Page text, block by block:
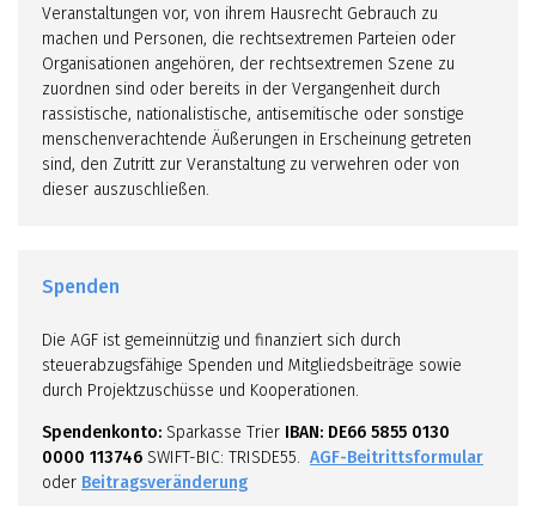
Veranstaltungen vor, von ihrem Hausrecht Gebrauch zu
machen und Personen, die rechtsextremen Parteien oder
Organisationen angehören, der rechtsextremen Szene zu
zuordnen sind oder bereits in der Vergangenheit durch
rassistische, nationalistische, antisemitische oder sonstige
menschenverachtende Äußerungen in Erscheinung getreten
sind, den Zutritt zur Veranstaltung zu verwehren oder von
dieser auszuschließen.
Spenden
Die AGF ist gemeinnützig und finanziert sich durch
steuerabzugsfähige Spenden und Mitgliedsbeiträge sowie
durch Projektzuschüsse und Kooperationen.
Spendenkonto: Sparkasse Trier IBAN: DE66 5855 0130
0000 113746 SWIFT-BIC: TRISDE55. AGF-Beitrittsformular
oder Beitragsveränderung